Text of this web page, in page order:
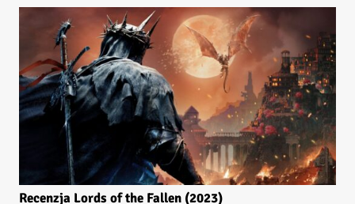
Recenzja Lords of the Fallen (2023)